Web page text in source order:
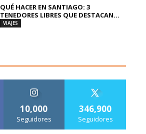
QUÉ HACER EN SANTIAGO: 3
TENEDORES LIBRES QUE DESTACAN...
VIAJES
10,000
Seguidores
346,900
Seguidores